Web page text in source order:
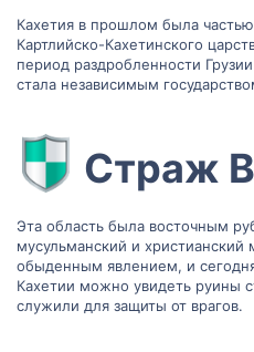
Кахетия в прошлом была частью
Картлийско-Кахетинского
период раздробленности
стала независимым
Страж
Эта область была восточным
мусульманский и
обыденным явлением, и
Кахетии можно увидеть руины
служили для защиты от врагов.